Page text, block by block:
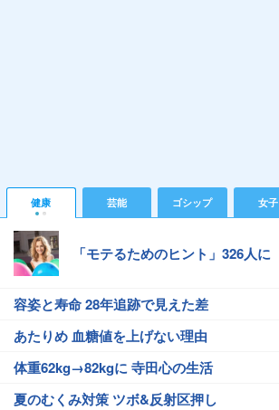
健康 芸能 ゴシップ 女子
「モテるためのヒント」326人に
容姿と寿命 28年追跡で見えた差
あたりめ 血糖値を上げない理由
体重62kg→82kgに 寺田心の生活
夏のむくみ対策 ツボ&反射区押し